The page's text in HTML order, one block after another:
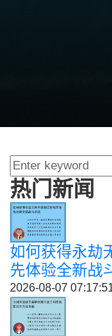
热门新闻
如何获得永劫
先体验全新战
2026-08-07